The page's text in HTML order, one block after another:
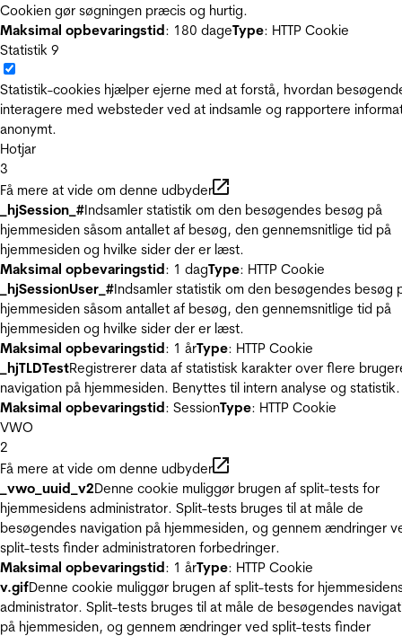
Cookien gør søgningen præcis og hurtig.
Maksimal opbevaringstid: 180 dageType: HTTP Cookie
Statistik 9
Statistik-cookies hjælper ejerne med at forstå, hvordan
interagere med websteder ved at indsamle og rapportere
anonymt.
Hotjar
3
Få mere at vide om denne udbyder
_hjSession_#Indsamler statistik om den besøgendes besøg på
hjemmesiden såsom antallet af besøg, den gennemsnitlige tid på
hjemmesiden og hvilke sider der er læst.
Maksimal opbevaringstid: 1 dagType: HTTP Cookie
_hjSessionUser_#Indsamler statistik om den besøgendes besøg
hjemmesiden såsom antallet af besøg, den gennemsnitlige tid på
hjemmesiden og hvilke sider der er læst.
Maksimal opbevaringstid: 1 årType: HTTP Cookie
_hjTLDTestRegistrerer data af statistisk karakter over flere
navigation på hjemmesiden. Benyttes til intern analyse og statistik.
Maksimal opbevaringstid: SessionType: HTTP Cookie
VWO
2
Få mere at vide om denne udbyder
_vwo_uuid_v2Denne cookie muliggør brugen af split-tests for
hjemmesidens administrator. Split-tests bruges til at måle de
besøgendes navigation på hjemmesiden, og gennem ændringer
split-tests finder administratoren forbedringer.
Maksimal opbevaringstid: 1 årType: HTTP Cookie
v.gifDenne cookie muliggør brugen af split-tests for
administrator. Split-tests bruges til at måle de besøgendes
på hjemmesiden, og gennem ændringer ved split-tests finder